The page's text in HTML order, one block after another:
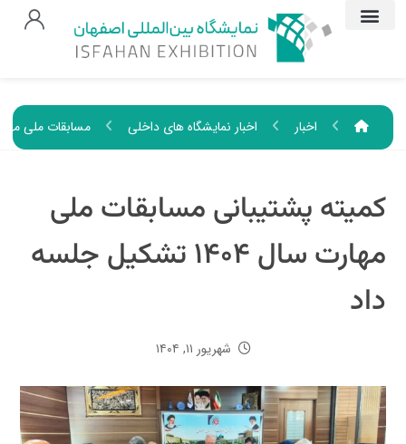
اخبار اخبار نمایشگاه های داخلی مسابقات ملی
کمیته پشتیبانی مسابقات ملی
مهارت سال ۱۴۰۴ تشکیل جلسه
داد
شهریور ۱۱, ۱۴۰۴